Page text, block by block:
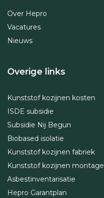
Over Hepro
Vacatures
Nieuws
Overige links
Kunststof kozijnen kosten
ISDE subsidie
Subsidie Nij Begun
Biobased isolatie
Kunststof kozijnen fabriek
Kunststof kozijnen montage
Asbestinventarisatie
Hepro Garantplan